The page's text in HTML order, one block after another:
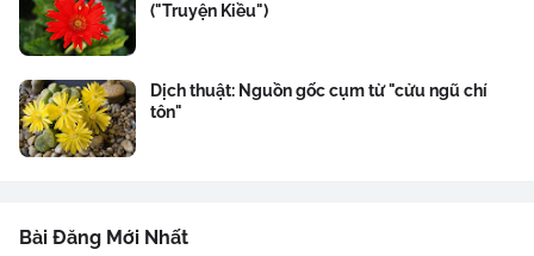
("Truyện Kiều")
Dịch thuật: Nguồn gốc cụm từ "cửu ngũ chí
tôn"
Bài Đăng Mới Nhất